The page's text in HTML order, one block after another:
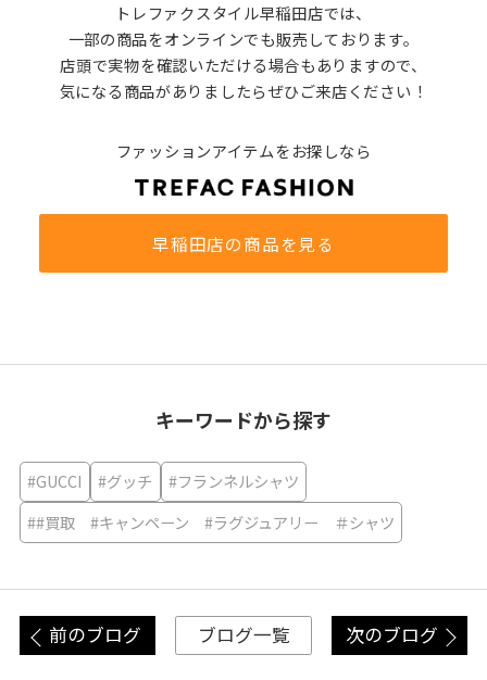
トレファクスタイル早稲田店では、
一部の商品をオンラインでも販売しております。
店頭で実物を確認いただける場合もありますので、
気になる商品がありましたらぜひご来店ください！
ファッションアイテムをお探しなら
早稲田店の商品を見る
キーワードから探す
#GUCCI #グッチ
#フランネルシャツ
##買取 #キャンペーン #ラグジュアリー ＃シャツ
前のブログ ブログ一覧 次のブログ